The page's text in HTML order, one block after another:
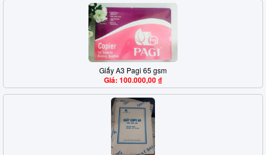
Giấy A3 Pagi 65 gsm
Giá: 100.000,00 ₫